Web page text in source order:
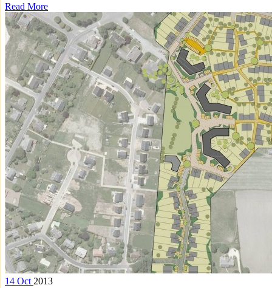
Read More
14 Oct 2013